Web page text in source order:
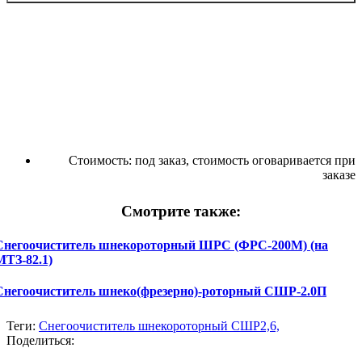
Стоимость: под заказ, стоимость оговаривается при
заказе
Смотрите также:
шнекороторный ШРС (ФРС-200М) (на
82.1)
шнеко(фрезерно)-роторный СШР-2.0П
Теги: Снегоочиститель шнекороторный СШР2,6,
Поделиться: